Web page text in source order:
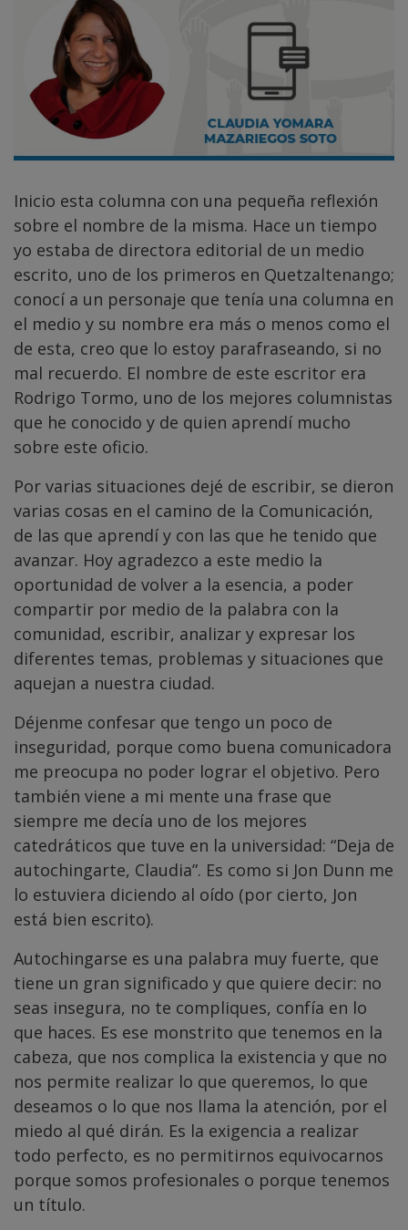
Inicio esta columna con una pequeña reflexión
sobre el nombre de la misma. Hace un tiempo
yo estaba de directora editorial de un medio
escrito, uno de los primeros en Quetzaltenango;
conocí a un personaje que tenía una columna en
el medio y su nombre era más o menos como el
de esta, creo que lo estoy parafraseando, si no
mal recuerdo. El nombre de este escritor era
Rodrigo Tormo, uno de los mejores columnistas
que he conocido y de quien aprendí mucho
sobre este oficio.
Por varias situaciones dejé de escribir, se dieron
varias cosas en el camino de la Comunicación,
de las que aprendí y con las que he tenido que
avanzar. Hoy agradezco a este medio la
oportunidad de volver a la esencia, a poder
compartir por medio de la palabra con la
comunidad, escribir, analizar y expresar los
diferentes temas, problemas y situaciones que
aquejan a nuestra ciudad.
Déjenme confesar que tengo un poco de
inseguridad, porque como buena comunicadora
me preocupa no poder lograr el objetivo. Pero
también viene a mi mente una frase que
siempre me decía uno de los mejores
catedráticos que tuve en la universidad: “Deja de
autochingarte, Claudia”. Es como si Jon Dunn me
lo estuviera diciendo al oído (por cierto, Jon
está bien escrito).
Autochingarse es una palabra muy fuerte, que
tiene un gran significado y que quiere decir: no
seas insegura, no te compliques, confía en lo
que haces. Es ese monstrito que tenemos en la
cabeza, que nos complica la existencia y que no
nos permite realizar lo que queremos, lo que
deseamos o lo que nos llama la atención, por el
miedo al qué dirán. Es la exigencia a realizar
todo perfecto, es no permitirnos equivocarnos
porque somos profesionales o porque tenemos
un título.